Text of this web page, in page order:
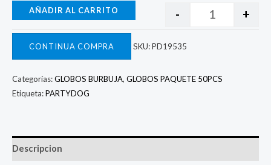
- +
AÑADIR AL CARRITO
CONTINUA COMPRA SKU:PD19535
Categorías:GLOBOS BURBUJA, GLOBOS PAQUETE 50PCS
Etiqueta:PARTYDOG
Descripcion